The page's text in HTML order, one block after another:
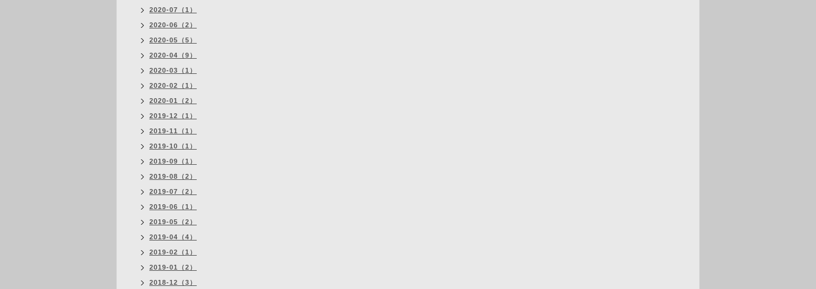
2020-07（1）
2020-06（2）
2020-05（5）
2020-04（9）
2020-03（1）
2020-02（1）
2020-01（2）
2019-12（1）
2019-11（1）
2019-10（1）
2019-09（1）
2019-08（2）
2019-07（2）
2019-06（1）
2019-05（2）
2019-04（4）
2019-02（1）
2019-01（2）
2018-12（3）